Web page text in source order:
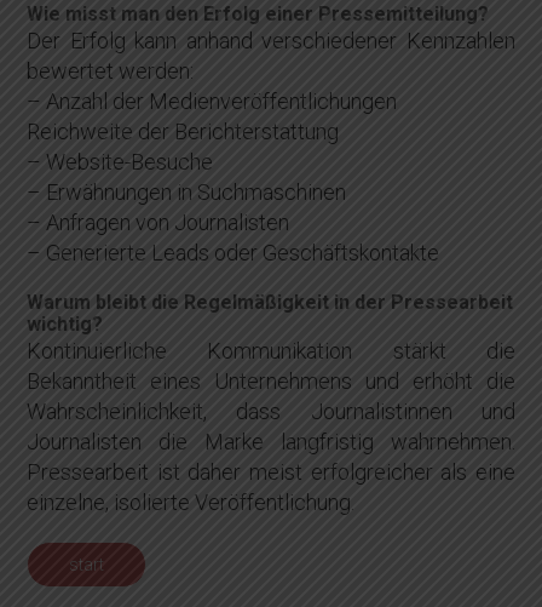
Wie misst man den Erfolg einer Pressemitteilung?
Der Erfolg kann anhand verschiedener Kennzahlen
bewertet werden:
– Anzahl der Medienveröffentlichungen
Reichweite der Berichterstattung
– Website-Besuche
– Erwähnungen in Suchmaschinen
– Anfragen von Journalisten
– Generierte Leads oder Geschäftskontakte
Warum bleibt die Regelmäßigkeit in der Pressearbeit
wichtig?
Kontinuierliche Kommunikation stärkt die
Bekanntheit eines Unternehmens und erhöht die
Wahrscheinlichkeit, dass Journalistinnen und
Journalisten die Marke langfristig wahrnehmen.
Pressearbeit ist daher meist erfolgreicher als eine
einzelne, isolierte Veröffentlichung.
start